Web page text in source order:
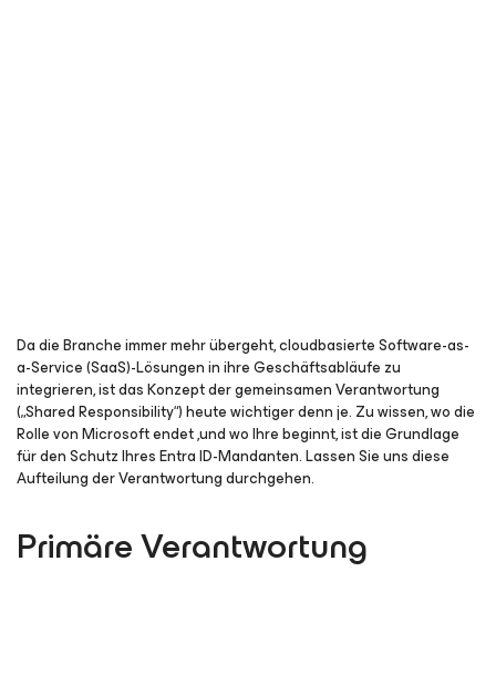
Da die Branche immer mehr übergeht, cloudbasierte Software-as-
a-Service (SaaS)-Lösungen in ihre Geschäftsabläufe zu
integrieren, ist das Konzept der gemeinsamen Verantwortung
(„Shared Responsibility“) heute wichtiger denn je. Zu wissen, wo die
Rolle von Microsoft endet ,und wo Ihre beginnt, ist die Grundlage
für den Schutz Ihres Entra ID-Mandanten. Lassen Sie uns diese
Aufteilung der Verantwortung durchgehen.
Primäre Verantwortung